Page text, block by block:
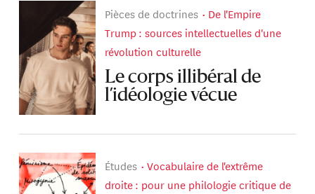
Pièces de doctrines
De l'Empire
Trump : sources intellectuelles d'une
révolution culturelle
Le corps illibéral de
l’idéologie vécue
Études
Vocabulaire de l'extrême
droite : pour une philologie critique de